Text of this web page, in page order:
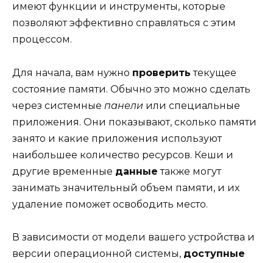
имеют функции и инструменты, которые
позволяют эффективно справляться с этим
процессом.
Для начала, вам нужно проверить текущее
состояние памяти. Обычно это можно сделать
через системные панели или специальные
приложения. Они показывают, сколько памяти
занято и какие приложения используют
наибольшее количество ресурсов. Кеши и
другие временные данные также могут
занимать значительный объем памяти, и их
удаление поможет освободить место.
В зависимости от модели вашего устройства и
версии операционной системы, доступные